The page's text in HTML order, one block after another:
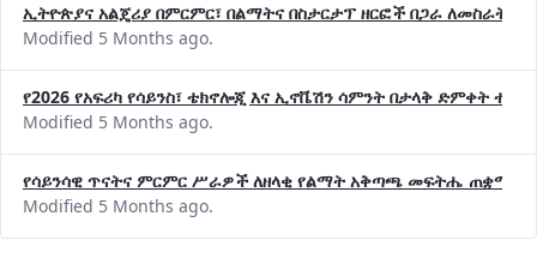
ኢትዮጵያና አልጄሪያ በምርምር፣ በልማትና በስታርታፕ ዘርፎች በጋራ ለመስራት
Modified 5 Months ago.
የ2026 የአፍሪካ የሳይንስ፣ ቴክኖሎጂ እና ኢኖቬሽን ሳምንት በታላቅ ድምቀት
Modified 5 Months ago.
የሳይንሳዊ ጥናትና ምርምር ሥራዎች ለዘላቂ የልማት አቅጣጫ መፍትሔ ጠቋሚ
Modified 5 Months ago.